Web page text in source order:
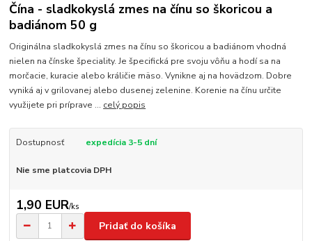
Čína - sladkokyslá zmes na čínu so škoricou a
badiánom 50 g
Originálna sladkokyslá zmes na čínu so škoricou a badiánom vhodná
nielen na čínske špeciality. Je špecifická pre svoju vôňu a hodí sa na
morčacie, kuracie alebo králičie mäso. Vynikne aj na hovädzom. Dobre
vyniká aj v grilovanej alebo dusenej zelenine. Korenie na čínu určite
využijete pri príprave ... celý popis
Dostupnosť expedícia 3-5 dní
Nie sme platcovia DPH
1,90 EUR/ks
Pridať do košíka